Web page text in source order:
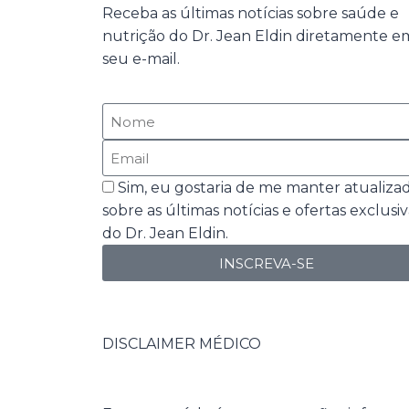
Receba as últimas notícias sobre saúde e
nutrição do Dr. Jean Eldin diretamente
seu e-mail.
Sim, eu gostaria de me manter
sobre as últimas notícias e ofertas
do Dr. Jean Eldin.
INSCREVA-SE
DISCLAIMER MÉDICO